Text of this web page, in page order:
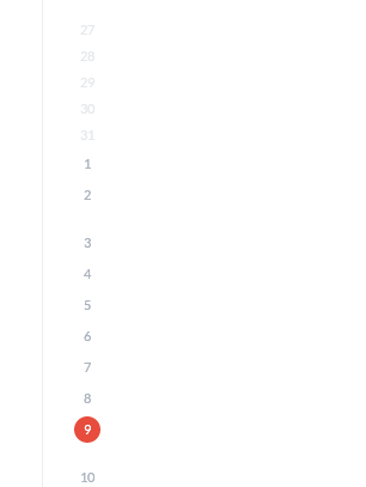
27
28
29
30
31
1
2
3
4
5
6
7
8
9
10